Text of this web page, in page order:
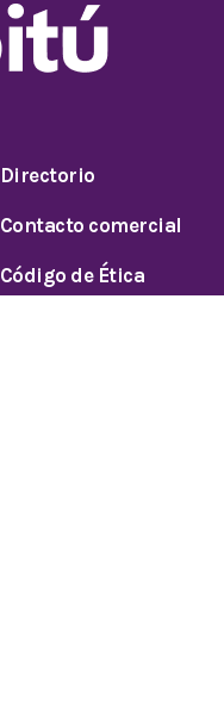
Directorio
Contacto comercial
Código de Ética